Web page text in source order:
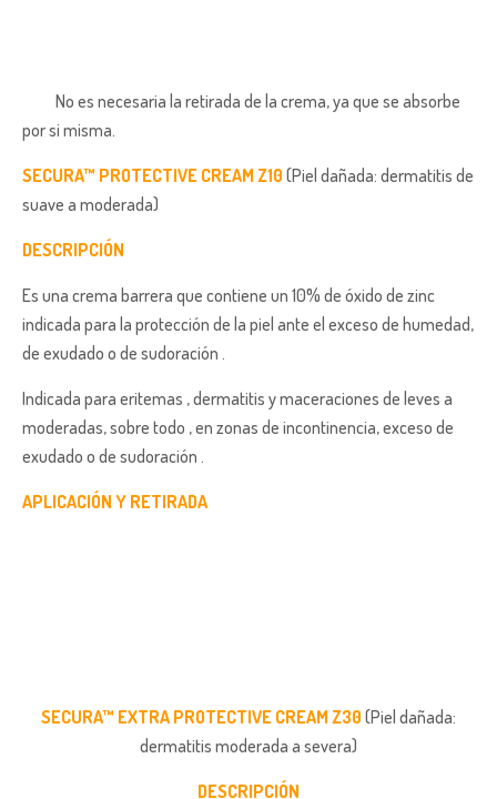
No es necesaria la retirada de la crema, ya que se absorbe
por si misma.
SECURA™ PROTECTIVE CREAM Z10 (Piel dañada: dermatitis de
suave a moderada)
DESCRIPCIÓN
Es una crema barrera que contiene un 10% de óxido de zinc
indicada para la protección de la piel ante el exceso de humedad,
de exudado o de sudoración .
Indicada para eritemas , dermatitis y maceraciones de leves a
moderadas, sobre todo , en zonas de incontinencia, exceso de
exudado o de sudoración .
APLICACIÓN Y RETIRADA
SECURA™ EXTRA PROTECTIVE CREAM Z30 (Piel dañada:
dermatitis moderada a severa)
DESCRIPCIÓN